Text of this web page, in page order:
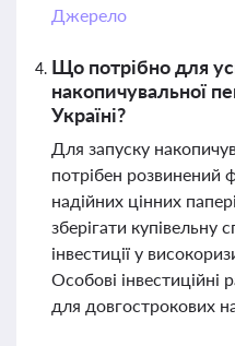
Джерело
Що потрібно для
накопичувальної
Україні?
Для запуску
потрібен розвинений
надійних цінних
зберігати купівельну
інвестиції у
Особові інвестиційні
для довгострокових